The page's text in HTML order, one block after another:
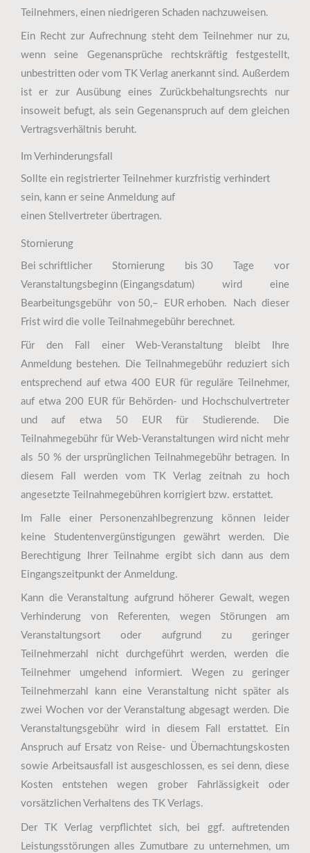
Teilnehmers, einen niedrigeren Schaden nachzuweisen.
Ein Recht zur Aufrechnung steht dem Teilnehmer nur zu,
wenn seine Gegenansprüche rechtskräftig festgestellt,
unbestritten oder vom TK Verlag anerkannt sind. Außerdem
ist er zur Ausübung eines Zurückbehaltungsrechts nur
insoweit befugt, als sein Gegenanspruch auf dem gleichen
Vertragsverhältnis beruht.
Im Verhinderungsfall
Sollte ein registrierter Teilnehmer kurzfristig verhindert
sein, kann er seine Anmeldung auf
einen Stellvertreter übertragen.
Stornierung
Bei schriftlicher Stornierung bis 30 Tage vor
Veranstaltungsbeginn (Eingangsdatum) wird eine
Bearbeitungsgebühr von 50,– EUR erhoben. Nach dieser
Frist wird die volle Teilnahmegebühr berechnet.
Für den Fall einer Web-Veranstaltung bleibt Ihre
Anmeldung bestehen. Die Teilnahmegebühr reduziert sich
entsprechend auf etwa 400 EUR für reguläre Teilnehmer,
auf etwa 200 EUR für Behörden- und Hochschulvertreter
und auf etwa 50 EUR für Studierende. Die
Teilnahmegebühr für Web-Veranstaltungen wird nicht mehr
als 50 % der ursprünglichen Teilnahmegebühr betragen. In
diesem Fall werden vom TK Verlag zeitnah zu hoch
angesetzte Teilnahmegebühren korrigiert bzw. erstattet.
Im Falle einer Personenzahlbegrenzung können leider
keine Studentenvergünstigungen gewährt werden. Die
Berechtigung Ihrer Teilnahme ergibt sich dann aus dem
Eingangszeitpunkt der Anmeldung.
Kann die Veranstaltung aufgrund höherer Gewalt, wegen
Verhinderung von Referenten, wegen Störungen am
Veranstaltungsort oder aufgrund zu geringer
Teilnehmerzahl nicht durchgeführt werden, werden die
Teilnehmer umgehend informiert. Wegen zu geringer
Teilnehmerzahl kann eine Veranstaltung nicht später als
zwei Wochen vor der Veranstaltung abgesagt werden. Die
Veranstaltungsgebühr wird in diesem Fall erstattet. Ein
Anspruch auf Ersatz von Reise- und Übernachtungskosten
sowie Arbeitsausfall ist ausgeschlossen, es sei denn, diese
Kosten entstehen wegen grober Fahrlässigkeit oder
vorsätzlichen Verhaltens des TK Verlags.
Der TK Verlag verpflichtet sich, bei ggf. auftretenden
Leistungsstörungen alles Zumutbare zu unternehmen, um